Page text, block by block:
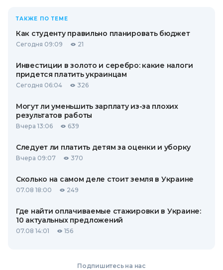
ТАКЖЕ ПО ТЕМЕ
Как студенту правильно планировать бюджет
Сегодня 09:09 21
Инвестиции в золото и серебро: какие налоги
придется платить украинцам
Сегодня 06:04 326
Могут ли уменьшить зарплату из-за плохих
результатов работы
Вчера 13:06 639
Следует ли платить детям за оценки и уборку
Вчера 09:07 370
Сколько на самом деле стоит земля в Украине
07.08 18:00 249
Где найти оплачиваемые стажировки в Украине:
10 актуальных предложений
07.08 14:01 156
Подпишитесь на нас